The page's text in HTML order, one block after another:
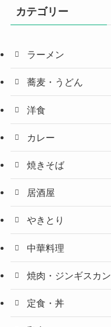
カテゴリー
ラーメン
蕎麦・うどん
洋食
カレー
焼きそば
居酒屋
やきとり
中華料理
焼肉・ジンギスカン
定食・丼